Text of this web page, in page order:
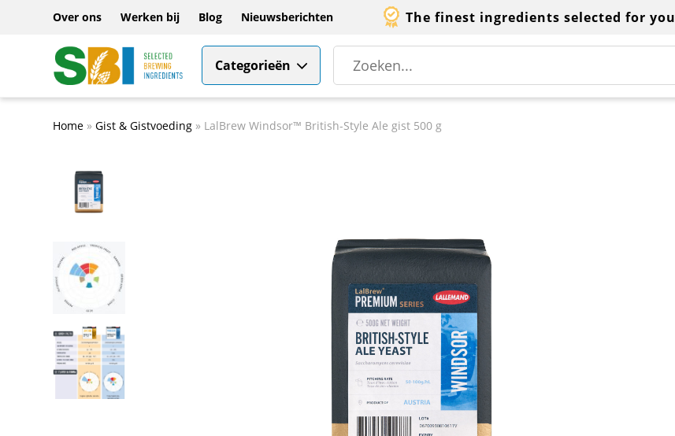
Over ons Werken bij Blog Nieuwsberichten The finest ingredients selected for you
Categorieën
Home » Gist & Gistvoeding » LalBrew Windsor™ British-Style Ale gist 500 g